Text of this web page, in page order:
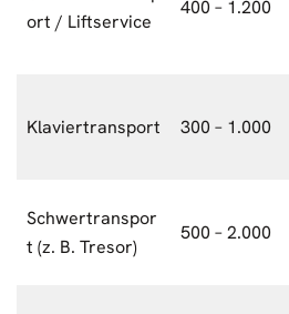
ort / Liftservice
400 – 1.200
Klaviertransport 300 – 1.000
Schwertranspor
t (z. B. Tresor)
500 – 2.000